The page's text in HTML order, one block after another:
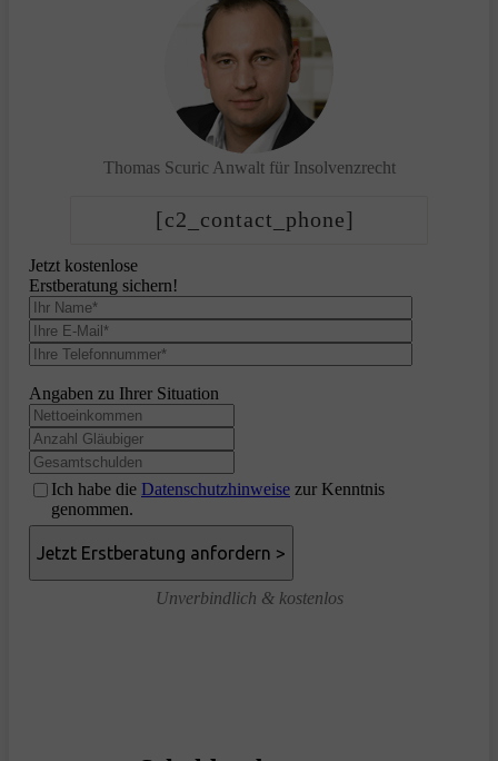
Thomas Scuric Anwalt für Insolvenzrecht
[c2_contact_phone]
Jetzt kostenlose
Erstberatung sichern!
Angaben zu Ihrer Situation
Ich habe die Datenschutzhinweise zur Kenntnis
genommen.
Unverbindlich & kostenlos